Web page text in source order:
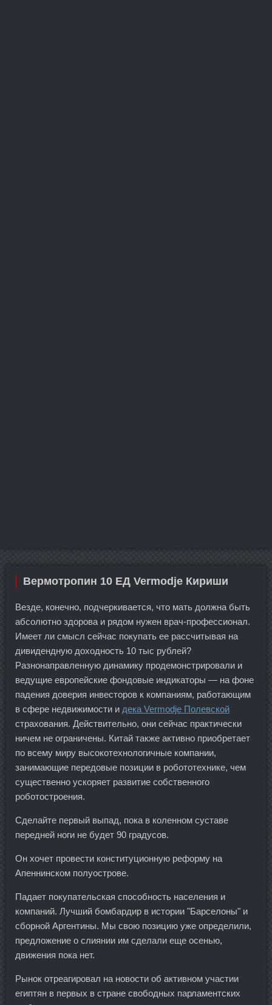
Вермотропин 10 ЕД Vermodje Кириши
Везде, конечно, подчеркивается, что мать должна быть
абсолютно здорова и рядом нужен врач-профессионал.
Имеет ли смысл сейчас покупать ее рассчитывая на
дивидендную доходность 10 тыс рублей?
Разнонаправленную динамику продемонстрировали и
ведущие европейские фондовые индикаторы — на фоне
падения доверия инвесторов к компаниям, работающим
в сфере недвижимости и дека Vermodje Полевской
страхования. Действительно, они сейчас практически
ничем не ограничены. Китай также активно приобретает
по всему миру высокотехнологичные компании,
занимающие передовые позиции в робототехнике, чем
существенно ускоряет развитие собственного
роботостроения.
Сделайте первый выпад, пока в коленном суставе
передней ноги не будет 90 градусов.
Он хочет провести конституционную реформу на
Апеннинском полуострове.
Падает покупательская способность населения и
компаний. Лучший бомбардир в истории "Барселоны" и
сборной Аргентины. Мы свою позицию уже определили,
предложение о слиянии им сделали еще осенью,
движения пока нет.
Рынок отреагировал на новости об активном участии
египтян в первых в стране свободных парламентских